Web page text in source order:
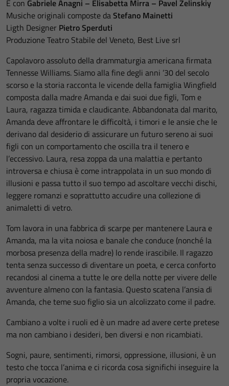
E con Gabriele Anagni – Elisabetta Mirra – Pavel Zelinskiy
Musiche originali composte daStefano Mainetti
Ligth Designer Pietro Sperduti
Produzione Teatro Stabile del Veneto, Best Live srl
Capolavoro assoluto della drammaturgia americana firmata
Tennesse Williams. Siamo alla fine degli anni ’30 del secolo
scorso e la storia racconta le vicende della famiglia Wingfield
composta dalla madre Amanda e dai suoi due figli, Tom e
Laura, ragazza timida e claudicante. Abbandonata dal marito,
Amanda deve affrontare le difficoltà, i timori e le ansie che le
derivano dal desiderio di assicurare un futuro sereno ai suoi
figli con un comportamento che oscilla tra il tenero e
l’eccessivo. Laura, resa zoppa da una malattia e pertanto
introversa e chiusa è come intrappolata in un suo mondo di
illusioni e passa tutto il suo tempo ad ascoltare vecchi dischi,
leggere romanzi e soprattutto accudire una collezione di
animaletti di vetro.
Tom lavora in una fabbrica di scarpe per mantenere Laura e
Amanda, ma la vita noiosa e banale che conduce (nonché la
morbosa presenza della madre) lo rende irascibile. Il ragazzo
tenta senza successo di diventare un poeta, e cerca conforto
recandosi al cinema a tutte le ore della notte per vivere delle
avventure almeno con la fantasia. Questo scatena l’ansia di
Amanda, che teme suo figlio sia un alcolizzato come il padre.
Cambiano a volte i ruoli ed è un madre ad avere certe pretese
ma non cambiano i desideri, ben diversi e non ricambiati.
Sogni, paure, sentimenti, rimorsi, oppressione, illusioni, è un
testo che tocca l’anima e ci ricorda cosa significhi inseguire la
propria vocazione.